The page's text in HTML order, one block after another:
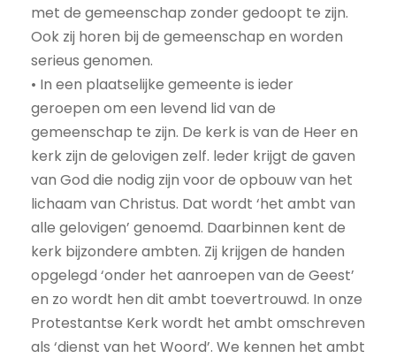
met de gemeenschap zonder gedoopt te zijn.
Ook zij horen bij de gemeenschap en worden
serieus genomen.
• In een plaatselijke gemeente is ieder
geroepen om een levend lid van de
gemeenschap te zijn. De kerk is van de Heer en
kerk zijn de gelovigen zelf. leder krijgt de gaven
van God die nodig zijn voor de opbouw van het
lichaam van Christus. Dat wordt ‘het ambt van
alle gelovigen’ genoemd. Daarbinnen kent de
kerk bijzondere ambten. Zij krijgen de handen
opgelegd ‘onder het aanroepen van de Geest’
en zo wordt hen dit ambt toevertrouwd. In onze
Protestantse Kerk wordt het ambt omschreven
als ‘dienst van het Woord’. We kennen het ambt